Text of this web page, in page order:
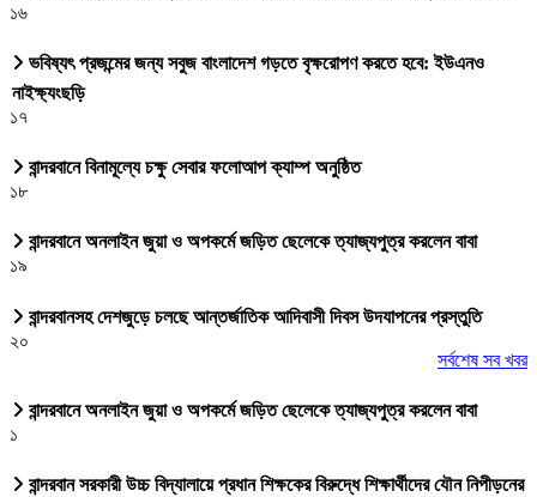
১৬
ভবিষ্যৎ প্রজন্মের জন্য সবুজ বাংলাদেশ গড়তে বৃক্ষরোপণ করতে হবে: ইউএনও
নাইক্ষ্যংছড়ি
১৭
বান্দরবানে বিনামূল্যে চক্ষু সেবার ফলোআপ ক্যাম্প অনুষ্ঠিত
১৮
বান্দরবানে অনলাইন জুয়া ও অপকর্মে জড়িত ছেলেকে ত্যাজ্যপুত্র করলেন বাবা
১৯
বান্দরবানসহ দেশজুড়ে চলছে আন্তর্জাতিক আদিবাসী দিবস উদযাপনের প্রস্তুতি
২০
সর্বশেষ সব খবর
বান্দরবানে অনলাইন জুয়া ও অপকর্মে জড়িত ছেলেকে ত্যাজ্যপুত্র করলেন বাবা
১
বান্দরবান সরকারী উচ্চ বিদ্যালায়ে প্রধান শিক্ষকের বিরুদ্ধে শিক্ষার্থীদের যৌন নিপীড়নের